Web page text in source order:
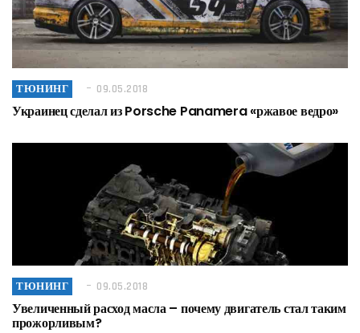
ТЮНИНГ 09.05.2018
Украинец сделал из Porsche Panamera «ржавое ведро»
ТЮНИНГ 09.05.2018
Увеличенный расход масла – почему двигатель стал таким
прожорливым?